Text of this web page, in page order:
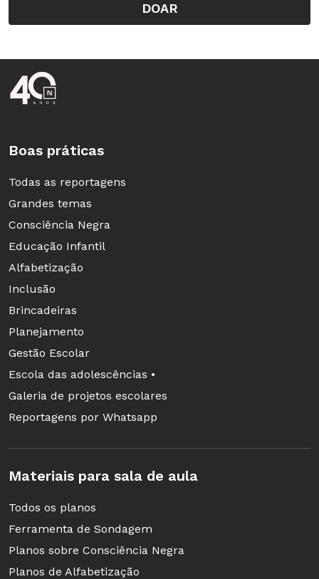
DOAR
Rodapé da Nova Escola
Boas práticas
Todas as reportagens
Grandes temas
Consciência Negra
Educação Infantil
Alfabetização
Inclusão
Brincadeiras
Planejamento
Gestão Escolar
Escola das adolescências •
Galeria de projetos escolares
Reportagens por Whatsapp
Materiais para sala de aula
Todos os planos
Ferramenta de Sondagem
Planos sobre Consciência Negra
Planos de Alfabetização